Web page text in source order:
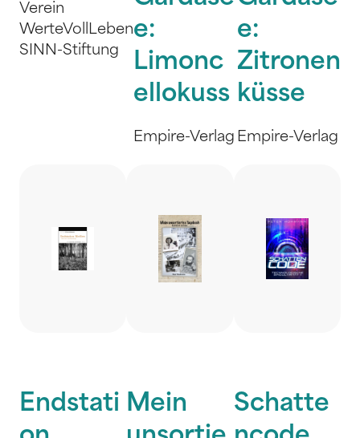
Verein
WerteVollLeben
SINN-Stiftung
e:
Limonc
ellokuss
Empire-Verlag
e:
Zitronen
küsse
Empire-Verlag
Endstati Mein
Schatte